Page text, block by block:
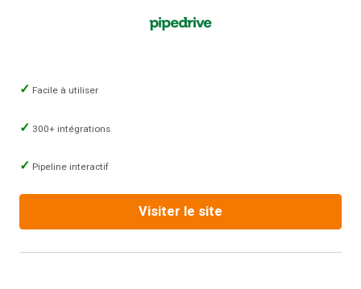
Facile à utiliser
300+ intégrations
Pipeline interactif
Visiter le site